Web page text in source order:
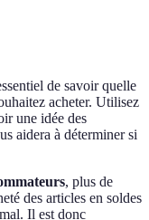
de savoir quelle
acheter. Utilisez
une idée des
aidera à déterminer si
, plus de
des articles en soldes
Il est donc